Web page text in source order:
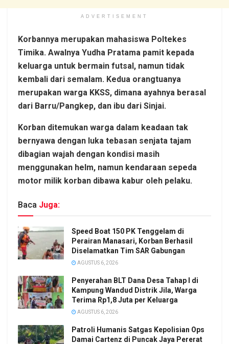
ADVERTISEMENT
Korbannya merupakan mahasiswa Poltekes
Timika. Awalnya Yudha Pratama pamit kepada
keluarga untuk bermain futsal, namun tidak
kembali dari semalam. Kedua orangtuanya
merupakan warga KKSS, dimana ayahnya berasal
dari Barru/Pangkep, dan ibu dari Sinjai.
Korban ditemukan warga dalam keadaan tak
bernyawa dengan luka tebasan senjata tajam
dibagian wajah dengan kondisi masih
menggunakan helm, namun kendaraan sepeda
motor milik korban dibawa kabur oleh pelaku.
Baca Juga:
Speed Boat 150 PK Tenggelam di
Perairan Manasari, Korban Berhasil
Diselamatkan Tim SAR Gabungan
AGUSTUS 6, 2026
Penyerahan BLT Dana Desa Tahap I di
Kampung Wandud Distrik Jila, Warga
Terima Rp1,8 Juta per Keluarga
AGUSTUS 6, 2026
Patroli Humanis Satgas Kepolisian Ops
Damai Cartenz di Puncak Jaya Pererat